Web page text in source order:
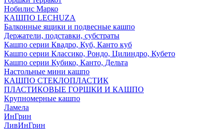
Нобилис Марко
КАШПО LECHUZA
Балконные ящики и подвесные кашпо
Держатели, подставки, субстраты
Кашпо серии Квадро, Куб, Канто куб
Кашпо серии Классико, Рондо, Цилиндро, Кубето
Кашпо серии Кубико, Канто, Дельта
Настольные мини кашпо
КАШПО СТЕКЛОПЛАСТИК
ПЛАСТИКОВЫЕ ГОРШКИ И КАШПО
Крупномерные кашпо
Ламела
ИнГрин
ЛивИнГрин